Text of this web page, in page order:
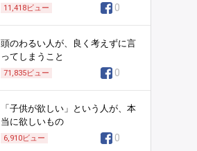
11,418ビュー 0
頭のわるい人が、良く考えずに言
ってしまうこと
71,835ビュー 0
「子供が欲しい」という人が、本
当に欲しいもの
6,910ビュー 0